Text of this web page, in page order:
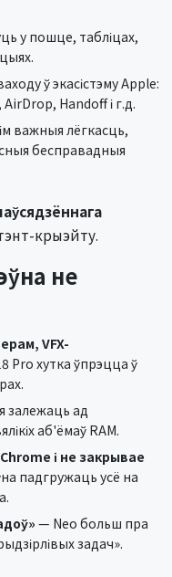
у пошце, табліцах,
ў экасістэму Apple:
Handoff і г.д.
важныя лёгкасць,
бесправадныя
крыэйту.
не
Pro хутка ўпрэцца ў
залежаць ад
аб'ёмаў RAM.
падгружаць усё на
— Neo больш пра
задач».